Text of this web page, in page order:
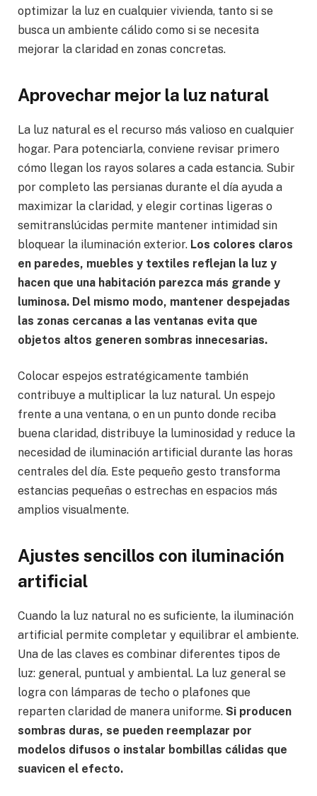
optimizar la luz en cualquier vivienda, tanto si se
busca un ambiente cálido como si se necesita
mejorar la claridad en zonas concretas.
Aprovechar mejor la luz natural
La luz natural es el recurso más valioso en cualquier
hogar. Para potenciarla, conviene revisar primero
cómo llegan los rayos solares a cada estancia. Subir
por completo las persianas durante el día ayuda a
maximizar la claridad, y elegir cortinas ligeras o
semitranslúcidas permite mantener intimidad sin
bloquear la iluminación exterior. Los colores claros
en paredes, muebles y textiles reflejan la luz y
hacen que una habitación parezca más grande y
luminosa. Del mismo modo, mantener despejadas
las zonas cercanas a las ventanas evita que
objetos altos generen sombras innecesarias.
Colocar espejos estratégicamente también
contribuye a multiplicar la luz natural. Un espejo
frente a una ventana, o en un punto donde reciba
buena claridad, distribuye la luminosidad y reduce la
necesidad de iluminación artificial durante las horas
centrales del día. Este pequeño gesto transforma
estancias pequeñas o estrechas en espacios más
amplios visualmente.
Ajustes sencillos con iluminación
artificial
Cuando la luz natural no es suficiente, la iluminación
artificial permite completar y equilibrar el ambiente.
Una de las claves es combinar diferentes tipos de
luz: general, puntual y ambiental. La luz general se
logra con lámparas de techo o plafones que
reparten claridad de manera uniforme. Si producen
sombras duras, se pueden reemplazar por
modelos difusos o instalar bombillas cálidas que
suavicen el efecto.